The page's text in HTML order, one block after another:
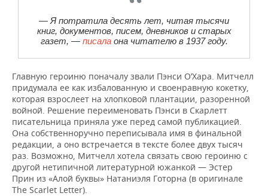
— Я потратила десять лет, читая тысячи
книг, документов, писем, дневников и старых
газет, —писалаона читателю в 1937 году.
Главную героиню поначалу звали Пэнси О’Хара. Митчелл
придумала ее как избалованную и своенравную кокетку,
которая взрослеет на хлопковой плантации, разоренной
войной. Решение переименовать Пэнси в Скарлетт
писательница приняла уже перед самой публикацией.
Она собственноручно переписывала имя в финальной
редакции, а оно встречается в тексте более двух тысяч
раз. Возможно, Митчелл хотела связать свою героиню с
другой нетипичной литературной южанкой — Эстер
Прин из «Алой буквы» Натаниэля Готорна (в оригинале
The Scarlet Letter).